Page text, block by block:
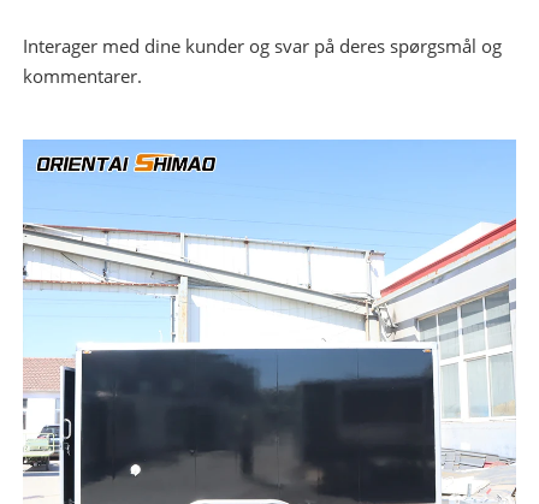
Interager med dine kunder og svar på deres spørgsmål og
kommentarer.